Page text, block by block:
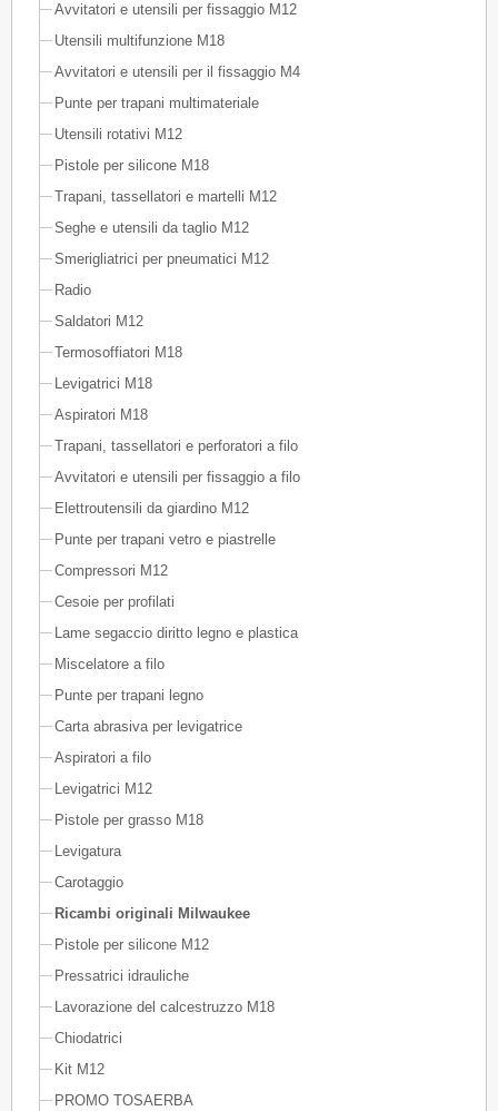
Avvitatori e utensili per fissaggio M12
Utensili multifunzione M18
Avvitatori e utensili per il fissaggio M4
Punte per trapani multimateriale
Utensili rotativi M12
Pistole per silicone M18
Trapani, tassellatori e martelli M12
Seghe e utensili da taglio M12
Smerigliatrici per pneumatici M12
Radio
Saldatori M12
Termosoffiatori M18
Levigatrici M18
Aspiratori M18
Trapani, tassellatori e perforatori a filo
Avvitatori e utensili per fissaggio a filo
Elettroutensili da giardino M12
Punte per trapani vetro e piastrelle
Compressori M12
Cesoie per profilati
Lame segaccio diritto legno e plastica
Miscelatore a filo
Punte per trapani legno
Carta abrasiva per levigatrice
Aspiratori a filo
Levigatrici M12
Pistole per grasso M18
Levigatura
Carotaggio
Ricambi originali Milwaukee
Pistole per silicone M12
Pressatrici idrauliche
Lavorazione del calcestruzzo M18
Chiodatrici
Kit M12
PROMO TOSAERBA